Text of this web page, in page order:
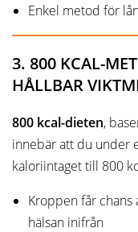
Enkel metod för
3. 800 KCAL-
HÅLLBAR
800 kcal-dieten,
innebär att du under
kaloriintaget till 800
Kroppen får
hälsan inifrån